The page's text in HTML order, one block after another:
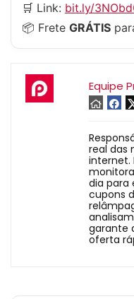
🛒 Link: bit.ly/
📦 Frete GRÁTIS
Equipe
real das
internet.
dia para
cupons
garante
oferta